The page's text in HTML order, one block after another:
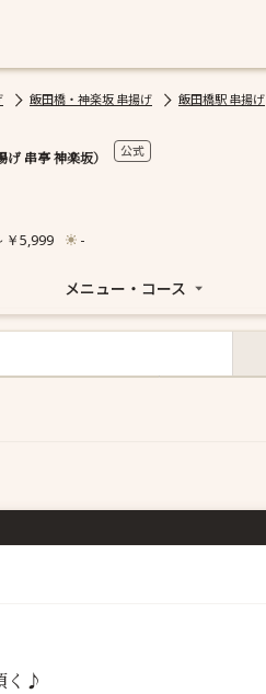
飯田橋・神楽坂 串揚げ 飯田橋駅 串揚げ
げ 串亭 神楽坂） 公式
￥5,999 -
メニュー・コース
く♪